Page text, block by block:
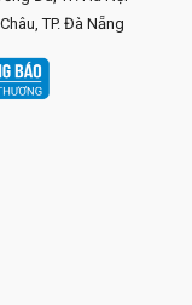
TP. Đà Nẵng